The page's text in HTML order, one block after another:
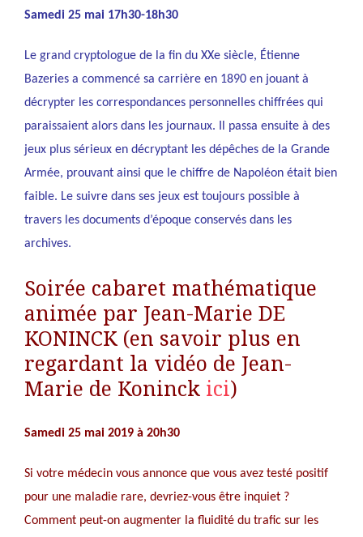
Samedi 25 mai 17h30-18h30
Le grand cryptologue de la fin du XXe siècle, Étienne
Bazeries a commencé sa carrière en 1890 en jouant à
décrypter les correspondances personnelles chiffrées qui
paraissaient alors dans les journaux. Il passa ensuite à des
jeux plus sérieux en décryptant les dépêches de la Grande
Armée, prouvant ainsi que le chiffre de Napoléon était bien
faible. Le suivre dans ses jeux est toujours possible à
travers les documents d’époque conservés dans les
archives.
Soirée cabaret mathématique
animée par Jean-Marie DE
KONINCK (en savoir plus en
regardant la vidéo de Jean-
Marie de Koninck ici)
Samedi 25 mai 2019 à 20h30
Si votre médecin vous annonce que vous avez testé positif
pour une maladie rare, devriez-vous être inquiet ?
Comment peut-on augmenter la fluidité du trafic sur les